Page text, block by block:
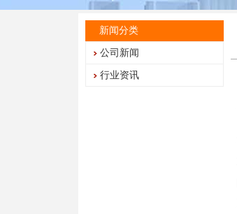
新闻分类
公司新闻
行业资讯